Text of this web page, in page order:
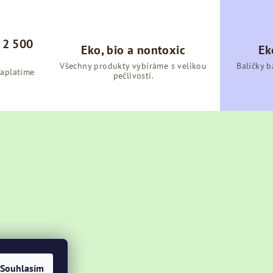
Souhlasím
500 Eko, bio a nontoxic
Všechny produkty vybíráme s velikou
pečlivostí.
Balíčky